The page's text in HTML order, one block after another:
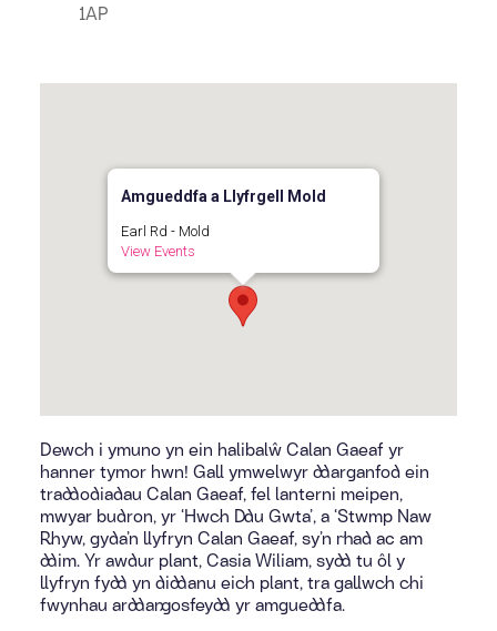
1AP
Amgueddfa a Llyfrgell Mold
Earl Rd - Mold
View Events
Dewch i ymuno yn ein halibalŵ Calan Gaeaf yr
hanner tymor hwn! Gall ymwelwyr ddarganfod ein
traddodiadau Calan Gaeaf, fel lanterni meipen,
mwyar budron, yr ‘Hwch Ddu Gwta’, a ‘Stwmp Naw
Rhyw, gyda’n llyfryn Calan Gaeaf, sy’n rhad ac am
ddim. Yr awdur plant, Casia Wiliam, sydd tu ôl y
llyfryn fydd yn diddanu eich plant, tra gallwch chi
fwynhau arddangosfeydd yr amgueddfa.